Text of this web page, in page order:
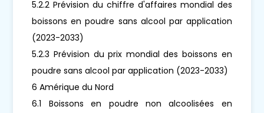
5.2.2 Prévision du chiffre d'affaires mondial des
boissons en poudre sans alcool par application
(2023-2033)
5.2.3 Prévision du prix mondial des boissons en
poudre sans alcool par application (2023-2033)
6 Amérique du Nord
6.1 Boissons en poudre non alcoolisées en